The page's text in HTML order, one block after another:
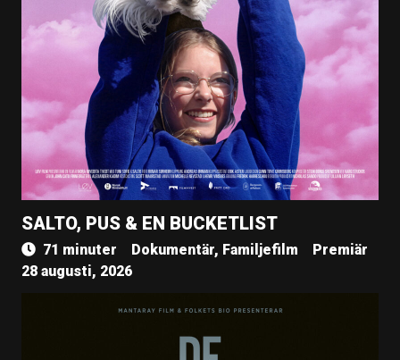
SALTO, PUS & EN BUCKETLIST
71 minuter Dokumentär, Familjefilm
Premiär
28 augusti, 2026